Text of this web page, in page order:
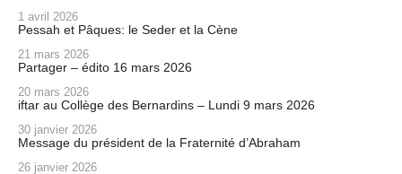
1 avril 2026
Pessah et Pâques: le Seder et la Cène
21 mars 2026
Partager – édito 16 mars 2026
20 mars 2026
iftar au Collège des Bernardins – Lundi 9 mars 2026
30 janvier 2026
Message du président de la Fraternité d’Abraham
26 janvier 2026